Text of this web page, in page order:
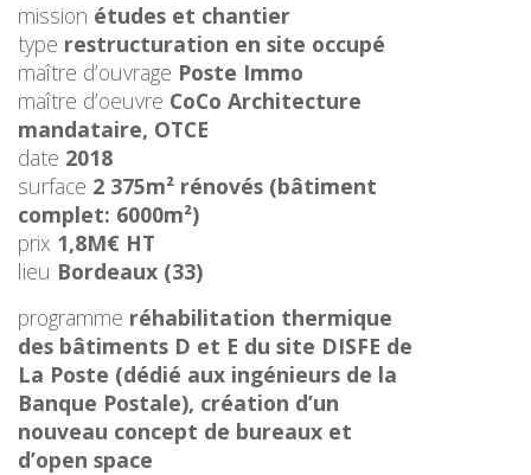
mission études et chantier
type restructuration en site occupé
maître d’ouvrage Poste Immo
maître d’oeuvre CoCo Architecture
mandataire, OTCE
date 2018
surface 2 375m² rénovés (bâtiment
complet: 6000m²)
prix 1,8M€ HT
lieu Bordeaux (33)
programme réhabilitation thermique
des bâtiments D et E du site DISFE de
La Poste (dédié aux ingénieurs de la
Banque Postale), création d’un
nouveau concept de bureaux et
d’open space